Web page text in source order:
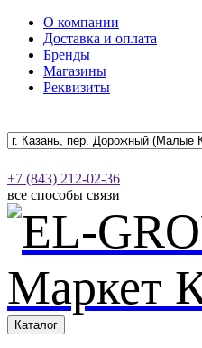
О компании
Доставка и оплата
Бренды
Магазины
Реквизиты
+7 (843) 212-02-36
все способы связи
Каталог